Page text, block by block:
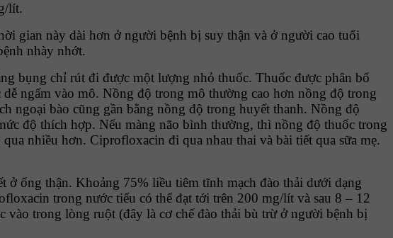
lít.
gian này dài hơn ở người bệnh bị suy thận và ở người cao tuổi
nhày nhớt.
bụng chỉ rút đi được một lượng nhỏ thuốc. Thuốc được phân bố
ngấm vào mô. Nồng độ trong mô thường cao hơn nồng độ trong
ngoại bào cũng gần bằng nồng độ trong huyết thanh. Nồng độ
độ thích hợp. Nếu màng não bình thường, thì nồng độ thuốc trong
nhiều hơn. Ciprofloxacin đi qua nhau thai và bài tiết qua sữa mẹ.
ống thận. Khoảng 75% liều tiêm tĩnh mạch đào thải dưới dạng
trong nước tiểu có thể đạt tới trên 200 mg/lít và sau 8 – 12
vào trong lòng ruột (đây là cơ chế đào thải bù trừ ở người bệnh bị